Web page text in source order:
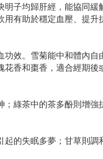
子均歸肝經，能協同
有助於穩定血壓、提升
效。雪菊能中和體內
香和棗香，適合經期
綠茶中的茶多酚則增強
的失眠多夢；甘草則